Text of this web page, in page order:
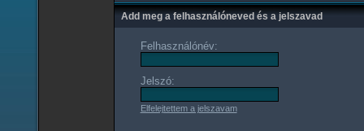
Add meg a felhasználóneved és a jelszavad
Felhasználónév:
Jelszó:
Elfelejtettem a jelszavam